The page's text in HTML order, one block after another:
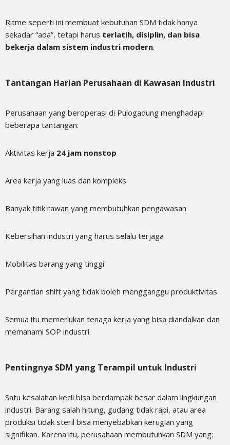
Ritme seperti ini membuat kebutuhan SDM tidak hanya
sekadar “ada”, tetapi harus terlatih, disiplin, dan bisa
bekerja dalam sistem industri modern.
Tantangan Harian Perusahaan di Kawasan Industri
Perusahaan yang beroperasi di Pulogadung menghadapi
beberapa tantangan:
Aktivitas kerja 24 jam nonstop
Area kerja yang luas dan kompleks
Banyak titik rawan yang membutuhkan pengawasan
Kebersihan industri yang harus selalu terjaga
Mobilitas barang yang tinggi
Pergantian shift yang tidak boleh mengganggu produktivitas
Semua itu memerlukan tenaga kerja yang bisa diandalkan dan
memahami SOP industri.
Pentingnya SDM yang Terampil untuk Industri
Satu kesalahan kecil bisa berdampak besar dalam lingkungan
industri. Barang salah hitung, gudang tidak rapi, atau area
produksi tidak steril bisa menyebabkan kerugian yang
signifikan. Karena itu, perusahaan membutuhkan SDM yang: